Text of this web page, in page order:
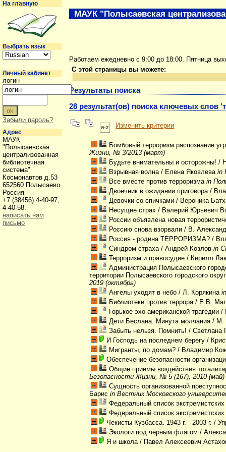
Работаем ежедневно с 9:00 до 18:00. Пятница
С этой страницы вы можете:
Результаты поиска
28 результат(ов) поиска ключевых слов
Изменить критерии
Бомбовый терроризм распознание
Жизни, № 3/2013 (март)
Будьте внимательны и осторожны! /
Взрывная волна/ Елена Яковлеваin
Все вместе против терроризма in
Двоечник в ожидании приговора/
Девочки со спичками / Вероника
Несущие страх / Валерий Юрьевич
России объявлена новая
Россию снова взорвали / В.
Россия - родина ТЕРРОРИЗМА? /
Синдром страха/ Андрей Козловin
Терроризм и правосудие / Кирилл
Администрация Полысаевского
территории Полысаевского городского
2019 (октябрь)
Ангелы уходят в небо / Л. Корякина
Библиотеки против террора/ Е.В.
Горькое эхо американской трагедии /
Дети Беслана. Минута молчания / М.
Забыть нельзя. Помнить! / Светлана
И Господь на последнем берегу /
Мигранты, по домам? / Владимир
Обеспечение безопасности
Общие приемы воздействия
Безопасности Жизни, № 5 (167), 2010 (май)
Сущность организованной
Барисin Вестник Московского
Федеральный список
Федеральный список
Чекисты Кузбасса. 1943 г. - 2003 г. /
Экологи под чёрным флагом /
Я и школа/ Павел Алексеевич
МАУК "Полысаевская
На главную
Выбрать язык
Личный кабинет
логин
Забыли пароль?
Адрес
МАУК
"Полысаевская
централизованная
библиотечная
система"
Космонавтов д.53
652560 Полысаево
Россия
+7 (38456) 4-40-97,
4-40-58.
написать нам
письмо